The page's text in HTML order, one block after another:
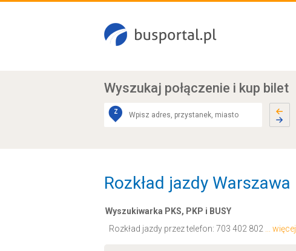
Wyszukaj połączenie i kup bilet
Z
Rozkład jazdy Warszawa
Wyszukiwarka PKS, PKP i BUSY
Rozkład jazdy przez telefon: 703 402 802 ... więcej